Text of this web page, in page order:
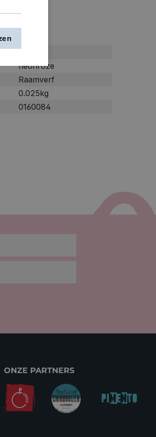
neonroze
Raamverf
0.025kg
0160084
ONZE PARTNERS